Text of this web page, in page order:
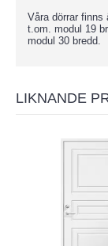
Våra dörrar finns
t.om. modul 19
modul 30 bredd.
LIKNANDE